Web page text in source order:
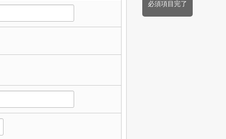
必須項目完了